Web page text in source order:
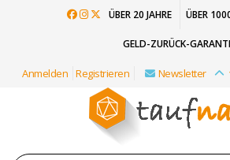
ÜBER 20 JAHRE ÜBER
GELD-ZURÜCK-
Anmelden Registrieren Newsletter